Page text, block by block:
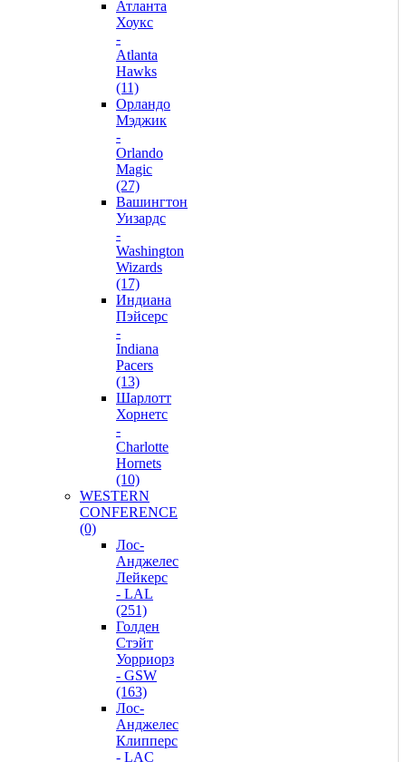
Атланта
Хоукс
-
Atlanta
Hawks
(11)
Орландо
Мэджик
-
Orlando
Magic
(27)
Вашингтон
Уизардс
-
Washington
Wizards
(17)
Индиана
Пэйсерс
-
Indiana
Pacers
(13)
Шарлотт
Хорнетс
-
Charlotte
Hornets
(10)
WESTERN
CONFERENCE
(0)
Лос-
Анджелес
Лейкерс
- LAL
(251)
Голден
Стэйт
Уорриорз
- GSW
(163)
Лос-
Анджелес
Клипперс
- LAC